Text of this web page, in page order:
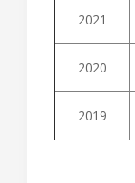
2021
2020
2019